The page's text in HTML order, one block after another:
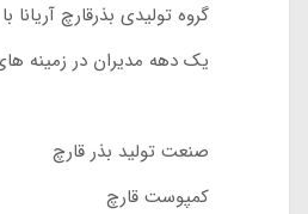
گروه تولیدی بذرقارچ آریانا
یک دهه مدیران در زمینه
صنعت تولید بذر قارچ
کمپوست قارچ